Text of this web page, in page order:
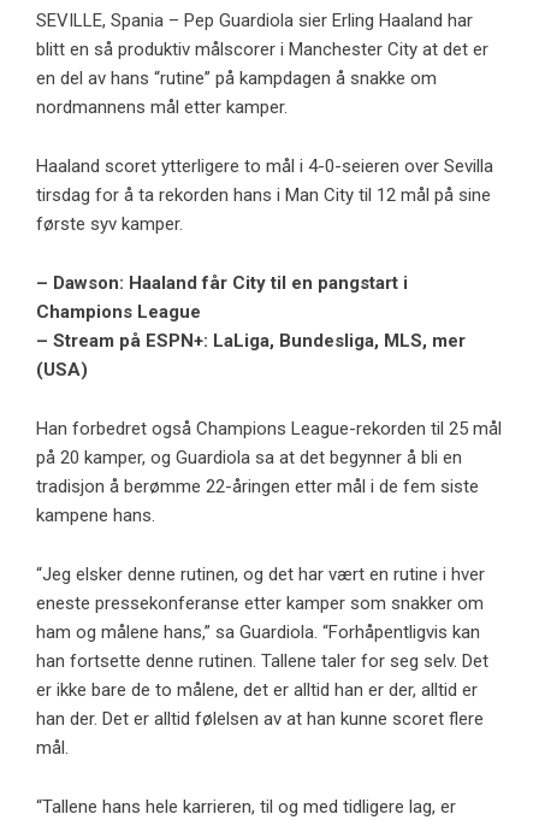
SEVILLE, Spania – Pep Guardiola sier Erling Haaland har
blitt en så produktiv målscorer i Manchester City at det er
en del av hans “rutine” på kampdagen å snakke om
nordmannens mål etter kamper.
Haaland scoret ytterligere to mål i 4-0-seieren over Sevilla
tirsdag for å ta rekorden hans i Man City til 12 mål på sine
første syv kamper.
– Dawson: Haaland får City til en pangstart i
Champions League
– Stream på ESPN+: LaLiga, Bundesliga, MLS, mer
(USA)
Han forbedret også Champions League-rekorden til 25 mål
på 20 kamper, og Guardiola sa at det begynner å bli en
tradisjon å berømme 22-åringen etter mål i de fem siste
kampene hans.
“Jeg elsker denne rutinen, og det har vært en rutine i hver
eneste pressekonferanse etter kamper som snakker om
ham og målene hans,” sa Guardiola. “Forhåpentligvis kan
han fortsette denne rutinen. Tallene taler for seg selv. Det
er ikke bare de to målene, det er alltid han er der, alltid er
han der. Det er alltid følelsen av at han kunne scoret flere
mål.
“Tallene hans hele karrieren, til og med tidligere lag, er